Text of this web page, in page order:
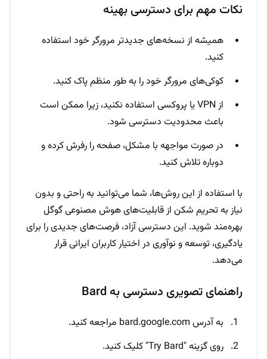
نکات مهم برای دسترسی بهینه
همیشه از نسخه‌های جدیدتر مرورگر خود استفاده
کنید.
کوکی‌های مرورگر خود را به طور منظم پاک کنید.
از VPN یا پروکسی استفاده نکنید، زیرا ممکن است
باعث محدودیت دسترسی شود.
در صورت مواجهه با مشکل، صفحه را رفرش کرده و
دوباره تلاش کنید.
با استفاده از این روش‌ها، شما می‌توانید به راحتی و بدون
نیاز به تحریم شکن از قابلیت‌های هوش مصنوعی گوگل
بهره‌مند شوید. این دسترسی آزاد، فرصت‌های جدیدی را برای
یادگیری، توسعه و نوآوری در اختیار کاربران ایرانی قرار
می‌دهد.
راهنمای تصویری دسترسی به Bard
به آدرس bard.google.com مراجعه کنید.
روی گزینه "Try Bard" کلیک کنید.